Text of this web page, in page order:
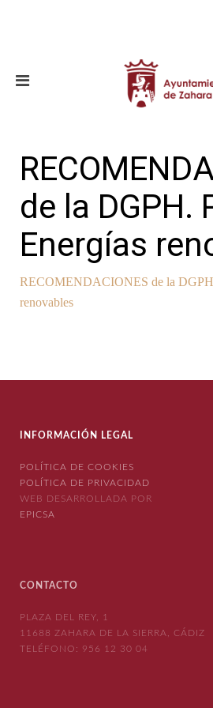
de la DGPH.
Energías
RECOMENDACIONES de la
renovables
INFORMACIÓN LEGAL
POLÍTICA DE COOKIES
POLÍTICA DE PRIVACIDAD
WEB DESARROLLADA POR
EPICSA
CONTACTO
PLAZA DEL REY, 1
11688 ZAHARA DE LA SIERRA, CÁDIZ
TELÉFONO: 956 12 30 04